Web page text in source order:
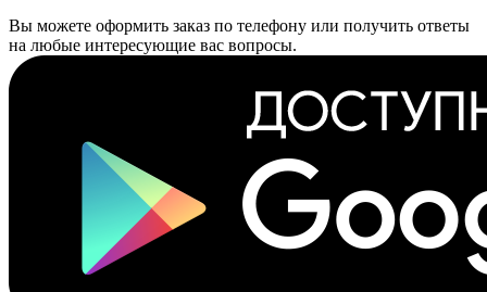
Вы можете оформить заказ по телефону или получить ответы
на любые интересующие вас вопросы.